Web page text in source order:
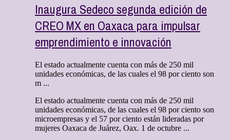
Inaugura Sedeco segunda edición de
CREO MX en Oaxaca para impulsar
emprendimiento e innovación
El estado actualmente cuenta con más de 250 mil
unidades económicas, de las cuales el 98 por ciento son
m ...
El estado actualmente cuenta con más de 250 mil
unidades económicas, de las cuales el 98 por ciento son
microempresas y el 57 por ciento están lideradas por
mujeres Oaxaca de Juárez, Oax. 1 de octubre ...